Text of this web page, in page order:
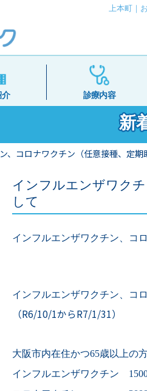
上本町｜
介 診療内容
新
、コロナワクチン（任意接種、定期
インフルエンザワク
して
インフルエンザワクチン、コ
インフルエンザワクチン、コ
（R6/10/1からR7/1/31）
大阪市内在住かつ65歳以上の
インフルエンザワクチン